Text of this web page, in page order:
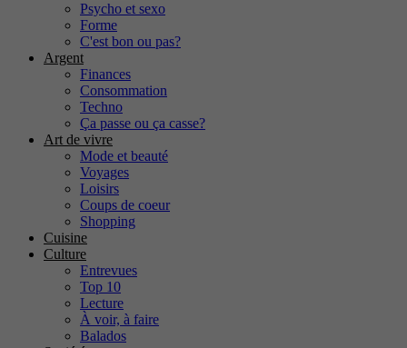
Psycho et sexo
Forme
C'est bon ou pas?
Argent
Finances
Consommation
Techno
Ça passe ou ça casse?
Art de vivre
Mode et beauté
Voyages
Loisirs
Coups de coeur
Shopping
Cuisine
Culture
Entrevues
Top 10
Lecture
À voir, à faire
Balados